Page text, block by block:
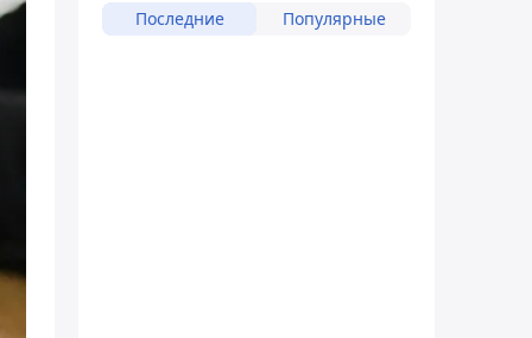
Последние Популярные